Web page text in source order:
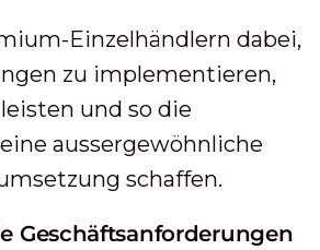
Einzelhändlern dabei,
zu implementieren,
und so die
aussergewöhnliche
schaffen.
Geschäftsanforderungen